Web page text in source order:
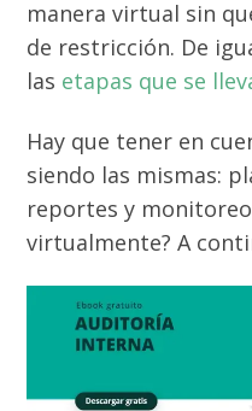
manera virtual sin
de restricción. De
las etapas que se
Hay que tener en
siendo las mismas:
reportes y
virtualmente? A